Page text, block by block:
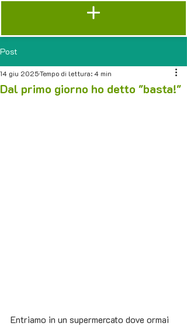
Post
Dal primo giorno ho detto "basta!"
14 giu 2025Tempo di lettura: 4 min
Entriamo in un supermercato dove ormai